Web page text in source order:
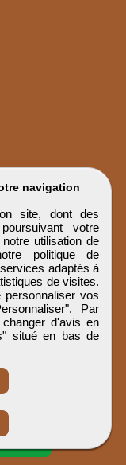
navigation
site, dont des
votre
utilisation de
politique de
adaptés à
de visites.
vos
Par
d'avis en
situé en bas de
- 2026